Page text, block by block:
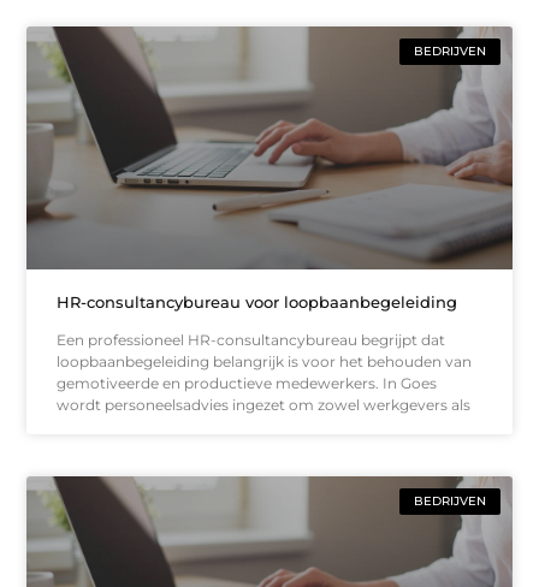
BEDRIJVEN
HR-consultancybureau voor loopbaanbegeleiding
Een professioneel HR-consultancybureau begrijpt dat
loopbaanbegeleiding belangrijk is voor het behouden van
gemotiveerde en productieve medewerkers. In Goes
wordt personeelsadvies ingezet om zowel werkgevers als
BEDRIJVEN